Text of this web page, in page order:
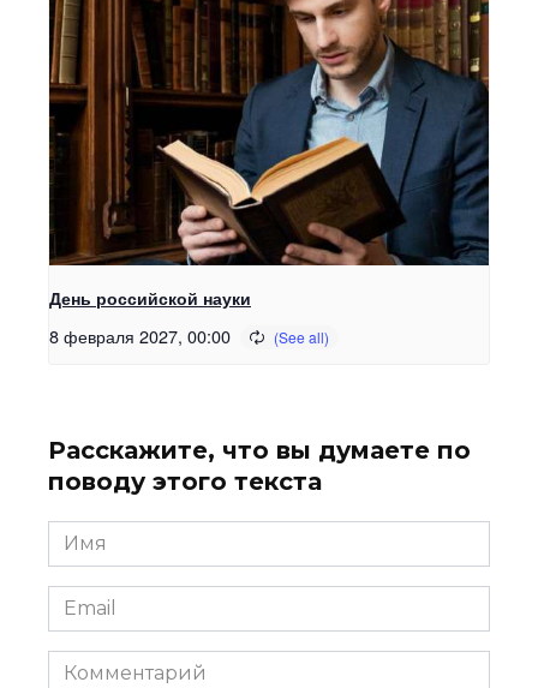
День российской науки
8 февраля 2027, 00:00
Расскажите, что вы думаете по
поводу этого текста
Имя
Email
Комментарий